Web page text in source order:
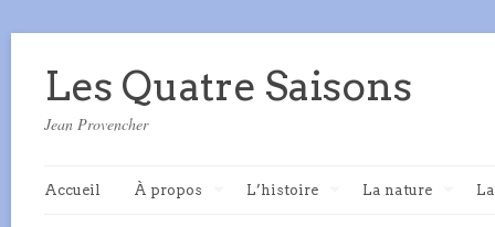
Les Quatre Saisons
Jean Provencher
Accueil À propos L’histoire La nature